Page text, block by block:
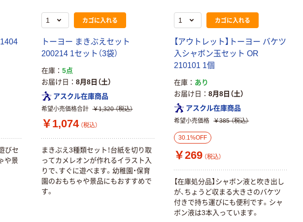
びセ
や景
カゴに入れる
トーヨー まきぶえセット
200214 1セット（3袋）
在庫
5点
お届け日
8月8日（土）
アスクル在庫商品
希望小売価格合計 ￥1,320 （税込）
￥1,074 （税込）
まきぶえ3種類セット！台紙を切り取
ってカメレオンが作れるイラスト入
りで、すぐに遊べます。幼稚園・保育
園のおもちゃや景品にもおすすめで
す。
カゴに入れる
【アウトレット】トーヨー バケツ
入シャボン玉セット OR
210101 1個
在庫
あり
お届け日
8月8日（土）
アスクル在庫商品
希望小売価格 ￥385 （税込）
30.1%OFF
￥269 （税込）
【在庫処分品】シャボン液と吹き出し
が、ちょうど収まる大きさのバケツ
付きで持ち運びにも便利です。シャ
ボン液は3本入っています。
ディスポパンツ
（税込）
証
本気プライス
中判 再生紙
100％ 200枚